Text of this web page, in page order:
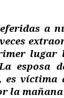
a
lugar
esposa
víctima
la